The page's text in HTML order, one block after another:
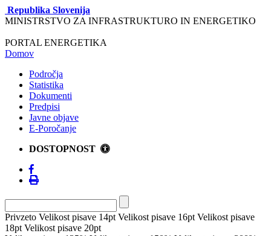
Republika Slovenija
MINISTRSTVO ZA INFRASTRUKTURO IN ENERGETIKO
PORTAL ENERGETIKA
Domov
Področja
Statistika
Dokumenti
Predpisi
Javne objave
E-Poročanje
DOSTOPNOST
Privzeto Velikost pisave 14pt Velikost pisave 16pt Velikost pisave
18pt Velikost pisave 20pt